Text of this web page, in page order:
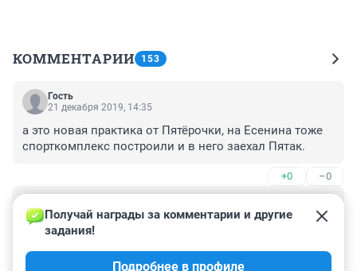
КОММЕНТАРИИ 153
Гость
21 декабря 2019, 14:35
а это новая практика от Пятёрочки, на Есенина тоже
спорткомплекс построили и в него заехал Пятак.
+0 –0
20 декабря 2019, 09:55
У нас на микрорайоне тоже самое. Есенина 31/2 в
2013 году начинали строить физкультурно
оздоровительный центр, в 2019 году вуаля магазин
Получай награды за комментарии и другие
задания!
Подробнее в профиле